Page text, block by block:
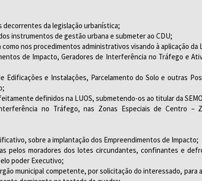
decorrentes da legislação urbanística;
instrumentos de gestão urbana e submeter ao CDU;
nos procedimentos administrativos visando à aplicação da
de Impacto, Geradores de Interferência no Tráfego e
Edificações e Instalações, Parcelamento do Solo e outras
definidos na LUOS, submetendo-os ao titular da
no Tráfego, nas Zonas Especiais de Centro –
sobre a implantação dos Empreendimentos de Impacto;
pelos moradores dos lotes circundantes, confinantes e
poder Executivo;
municipal competente, por solicitação do interessado,